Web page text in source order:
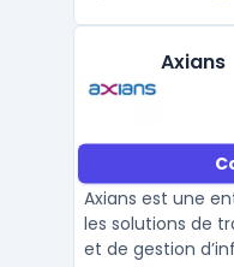
Axians
Axians est une
les solutions de
et de gestion